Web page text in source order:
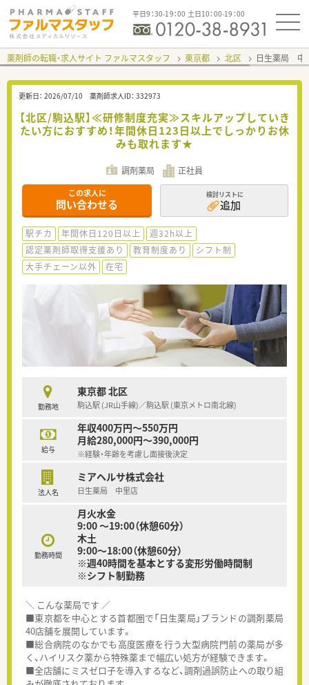
平日9：30-19：00 土日10：00-19：00
薬剤師の転職・求人サイト ファルマスタッフ 東京都 北区 日生薬局 中
更新日： 2026/07/10 薬剤師求人ID： 332973
【北区/駒込駅】≪研修制度充実≫スキルアップしていき
たい方におすすめ！年間休日123日以上でしっかりお休
みも取れます★
調剤薬局 正社員
この求人に
問い合わせる
検討リストに
追加
駅チカ 年間休日120日以上
週32h以上
認定薬剤師取得支援あり
教育制度あり
シフト制
大手チェーン以外
在宅
勤務地
東京都 北区
駒込駅 (JR山手線)／駒込駅 (東京メトロ南北線)
給与
年収400万円～550万円
月給280,000円～390,000円
※経験・年齢を考慮し面接後決定
法人名
ミアヘルサ株式会社
日生薬局 中里店
勤務時間
月火水金
9:00 ～19:00（休憩60分）
木土
9:00～18:00（休憩60分）
※週40時間を基本とする変形労働時間制
※シフト制勤務
＼ こんな薬局です ／
■東京都を中心とする首都圏で「日生薬局」ブランドの調剤薬局
40店舗を展開しています。
■総合病院のなかでも高度医療を行う大型病院門前の薬局が多
く、ハイリスク薬から特殊薬まで幅広い処方が経験できます。
■全店舗にミスゼロ子を導入するなど、調剤過誤防止への取り組